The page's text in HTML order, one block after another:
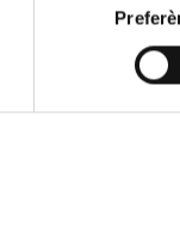
Jornada